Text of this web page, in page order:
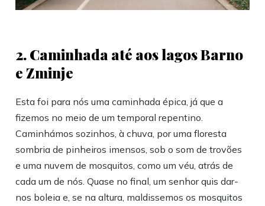
2. ‎Caminhada até aos lagos Barno
e Zminje
Esta foi para nós uma caminhada épica, já que a
fizemos no meio de um temporal repentino.
Caminhámos sozinhos, à chuva, por uma floresta
sombria de pinheiros imensos, sob o som de trovões
e uma nuvem de mosquitos, como um véu, atrás de
cada um de nós. Quase no final, um senhor quis dar-
nos boleia e, se na altura, maldissemos os mosquitos